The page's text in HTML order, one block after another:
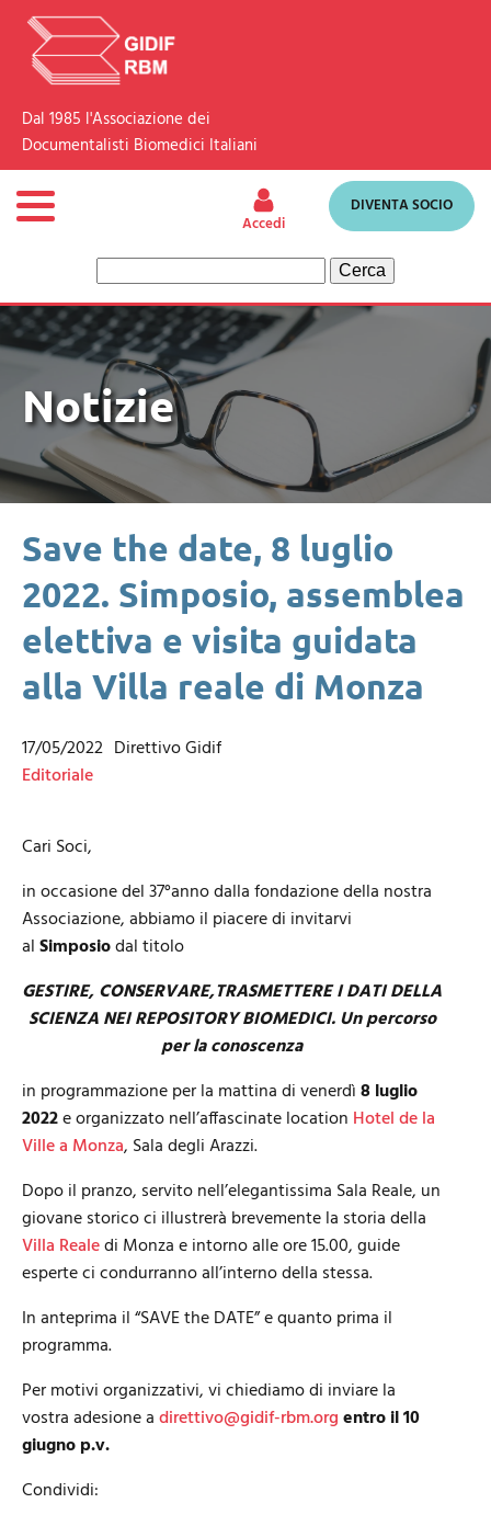
Dal 1985 l'Associazione dei
Documentalisti Biomedici Italiani
Accedi
DIVENTA SOCIO
per:
Notizie
Save the date, 8 luglio
2022. Simposio, assemblea
elettiva e visita guidata
alla Villa reale di Monza
17/05/2022 Direttivo Gidif
Editoriale
Cari Soci,
in occasione del 37°anno dalla fondazione della nostra
Associazione, abbiamo il piacere di invitarvi
alSimposiodal titolo
GESTIRE, CONSERVARE,TRASMETTERE I DATI DELLA
SCIENZA NEI REPOSITORY BIOMEDICI. Un percorso
per la conoscenza
in programmazione per la mattina di venerdì8 luglio
2022e organizzato nell’affascinate location Hotel de la
Ville a Monza, Sala degli Arazzi.
Dopo il pranzo, servito nell’elegantissima Sala Reale, un
giovane storico ci illustrerà brevemente la storia della
Villa Realedi Monza e intorno alle ore 15.00, guide
esperte ci condurranno all’interno della stessa.
In anteprima il “SAVE the DATE” e quanto prima il
programma.
Per motivi organizzativi, vi chiediamo di inviare la
vostra adesione adirettivo@gidif-rbm.orgentro il 10
giugno p.v.
Condividi: